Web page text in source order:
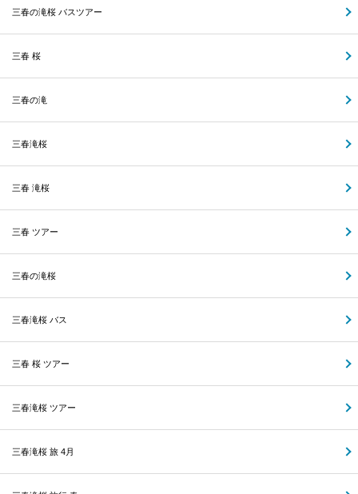
三春の滝桜 バスツアー
三春 桜
三春の滝
三春滝桜
三春 滝桜
三春 ツアー
三春の滝桜
三春滝桜 バス
三春 桜 ツアー
三春滝桜 ツアー
三春滝桜 旅 4月